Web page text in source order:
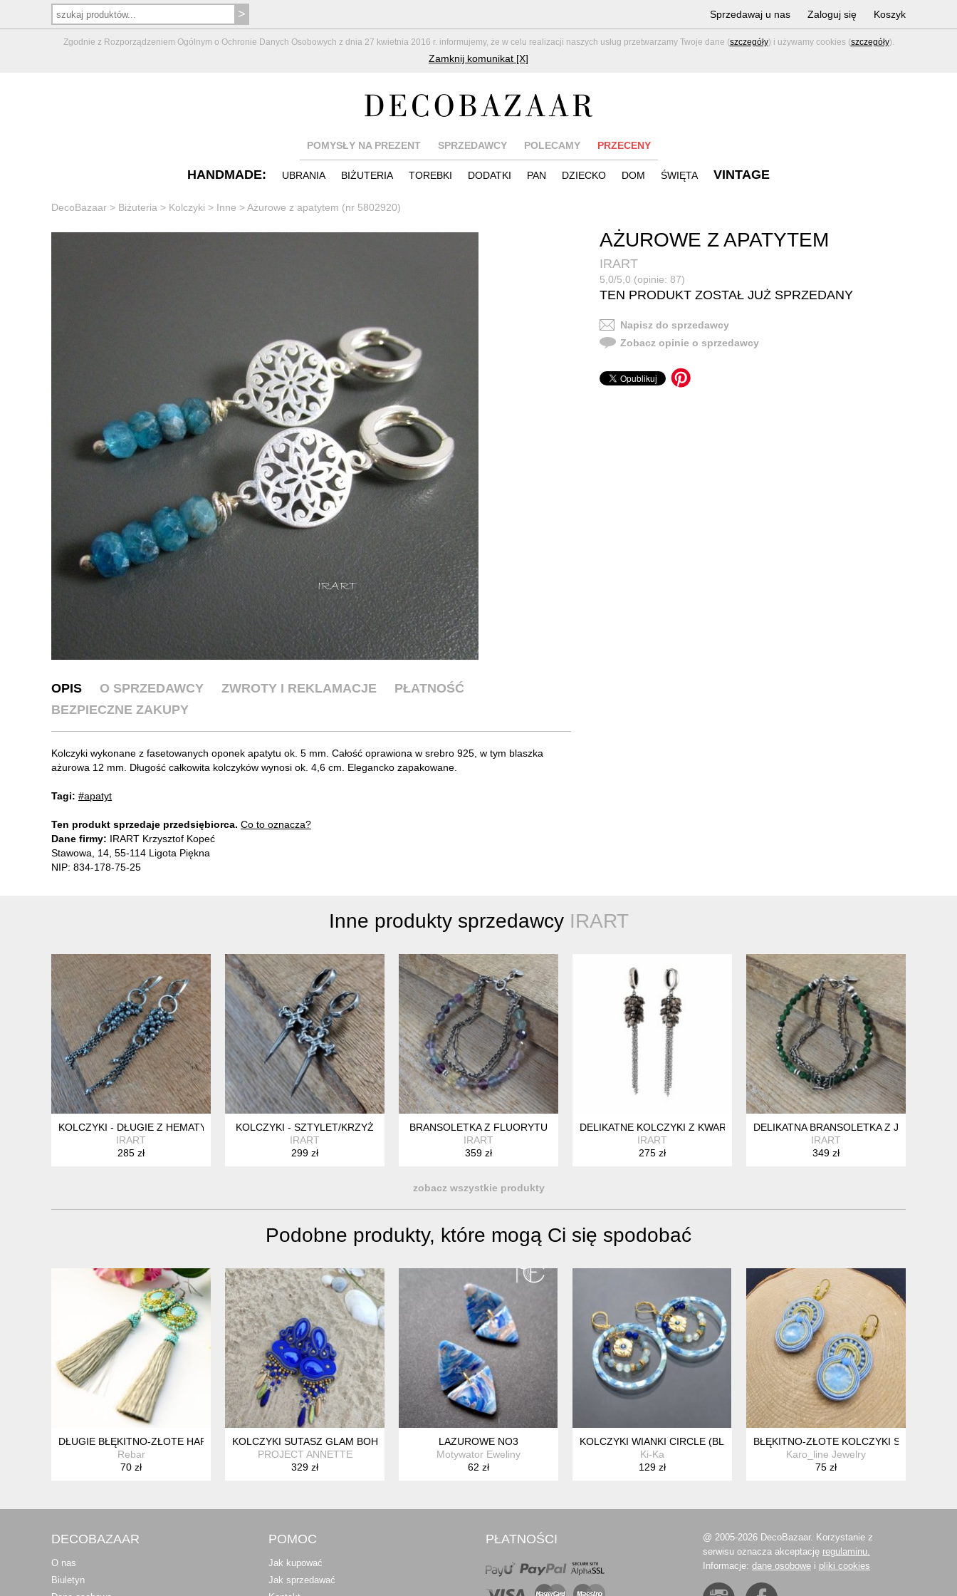
Zgodnie z Rozporządzeniem Ogólnym o Ochronie Danych Osobowych z dnia 27 kwietnia 2016 r. informujemy, że w celu realizacji naszych usług przetwarzamy Twoje dane (szczegóły) i używamy cookies (szczegóły).
Zamknij komunikat [X]
Sprzedawaj u nas Zaloguj się Koszyk
POMYSŁY NA PREZENT SPRZEDAWCY POLECAMY PRZECENY
HANDMADE: UBRANIA BIŻUTERIA TOREBKI DODATKI PAN DZIECKO DOM ŚWIĘTA VINTAGE
DecoBazaar > Biżuteria > Kolczyki > Inne >Ażurowe z apatytem (nr 5802920)
AŻUROWE Z APATYTEM
IRART
5,0/5,0 (opinie: 87)
TEN PRODUKT ZOSTAŁ JUŻ SPRZEDANY
Napisz do sprzedawcy
Zobacz opinie o sprzedawcy
OPIS O SPRZEDAWCY ZWROTY I REKLAMACJE
PŁATNOŚĆ
BEZPIECZNE ZAKUPY
Kolczyki wykonane z fasetowanych oponek apatytu ok. 5 mm. Całość oprawiona w srebro 925, w tym blaszka
ażurowa 12 mm. Długość całkowita kolczyków wynosi ok. 4,6 cm. Elegancko zapakowane.
Tagi: #apatyt
Ten produkt sprzedaje przedsiębiorca. Co to oznacza?
Dane firmy: IRART Krzysztof Kopeć
Stawowa, 14, 55-114 Ligota Piękna
NIP: 834-178-75-25
Inne produkty sprzedawcy IRART
KOLCZYKI - DŁUGIE Z HEMATYTU
IRART
285 zł
KOLCZYKI - SZTYLET/KRZYŻ
IRART
299 zł
BRANSOLETKA Z FLUORYTU
IRART
359 zł
DELIKATNE KOLCZYKI Z KWARCU DYMNEGO
IRART
275 zł
DELIKATNA BRANSOLETKA Z JADEITEM
IRART
349 zł
zobacz wszystkie produkty
Podobne produkty, które mogą Ci się spodobać
DŁUGIE BŁĘKITNO-ZŁOTE HAFTOWANE KOLCZYKI Z CHWOSTEM
Rebar
70 zł
KOLCZYKI SUTASZ GLAM BOHO
PROJECT ANNETTE
329 zł
LAZUROWE NO3
Motywator Eweliny
62 zł
KOLCZYKI WIANKI CIRCLE (BLUE MIX)
Ki-Ka
129 zł
BŁĘKITNO-ZŁOTE KOLCZYKI SUTASZ
Karo_line Jewelry
75 zł
DECOBAZAAR
O nas
Biuletyn
POMOC
Jak kupować
Jak sprzedawać
PŁATNOŚCI
@ 2005-2026 DecoBazaar. Korzystanie z
serwisu oznacza akceptację regulaminu.
Informacje: dane osobowe i pliki cookies